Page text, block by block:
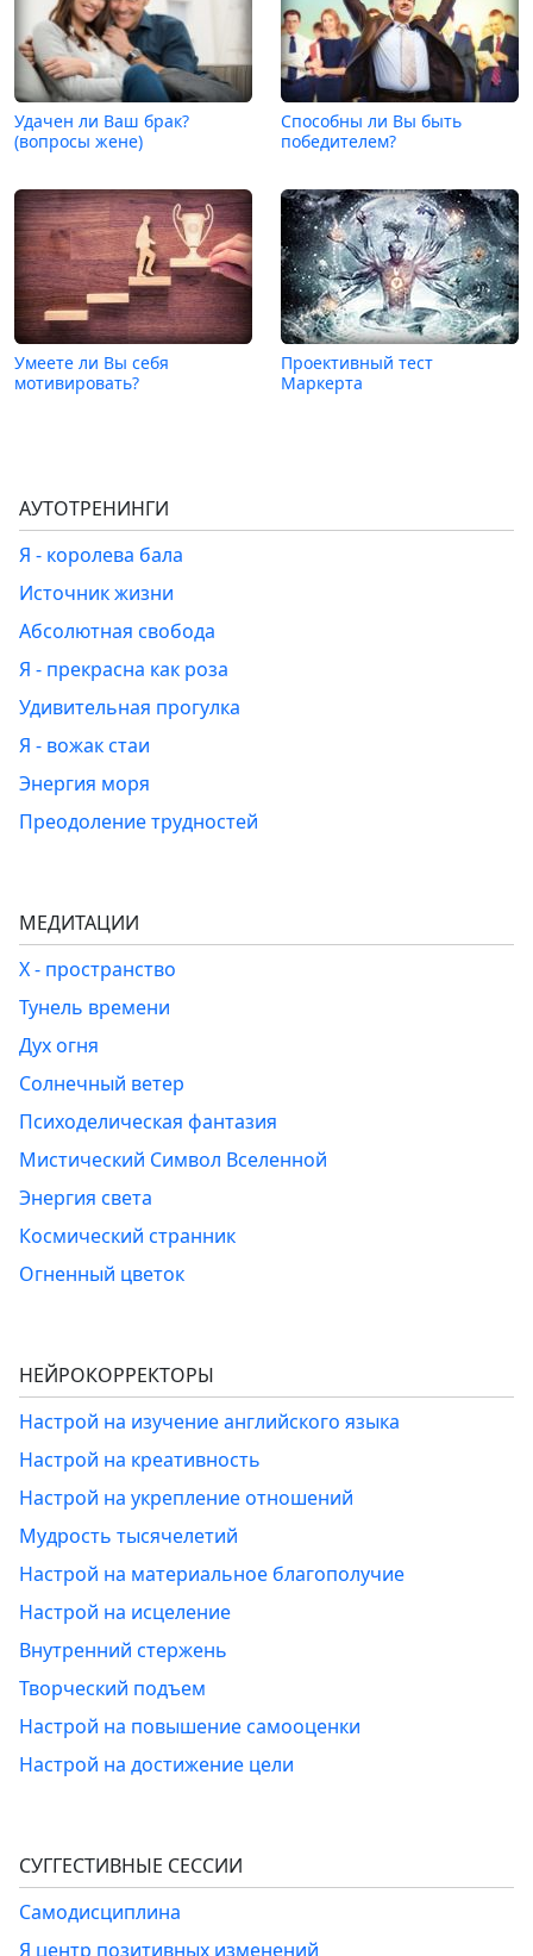
Удачен ли Ваш брак?
(вопросы жене)
Способны ли Вы быть
победителем?
Умеете ли Вы себя
мотивировать?
Проективный тест
Маркерта
АУТОТРЕНИНГИ
Я - королева бала
Источник жизни
Абсолютная свобода
Я - прекрасна как роза
Удивительная прогулка
Я - вожак стаи
Энергия моря
Преодоление трудностей
МЕДИТАЦИИ
Х - пространство
Тунель времени
Дух огня
Солнечный ветер
Психоделическая фантазия
Мистический Символ Вселенной
Энергия света
Космический странник
Огненный цветок
НЕЙРОКОРРЕКТОРЫ
Настрой на изучение английского языка
Настрой на креативность
Настрой на укрепление отношений
Мудрость тысячелетий
Настрой на материальное благополучие
Настрой на исцеление
Внутренний стержень
Творческий подъем
Настрой на повышение самооценки
Настрой на достижение цели
СУГГЕСТИВНЫЕ СЕССИИ
Самодисциплина
Я центр позитивных изменений